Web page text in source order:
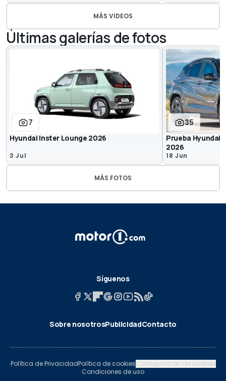
MÁS VIDEOS
Últimas galerías de fotos
7
Hyundai Inster Lounge 2026
3 Jul
35
Prueba Hyundai
2026
18 Jun
MÁS FOTOS
Síguenos
Sobre nosotrosPublicidadContacto
Política de PrivacidadPolítica de cookiesConfiguración de cookies
Condiciones de uso